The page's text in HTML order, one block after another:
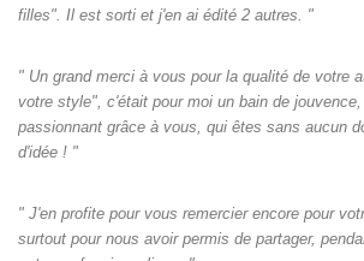
filles". Il est sorti et j'en ai édité 2 autres. "
" Un grand merci à vous pour la qualité de votre
votre style", c'était pour moi un bain de
passionnant grâce à vous, qui êtes sans aucun
d'idée ! "
" J'en profite pour vous remercier encore pour
surtout pour nous avoir permis de partager,